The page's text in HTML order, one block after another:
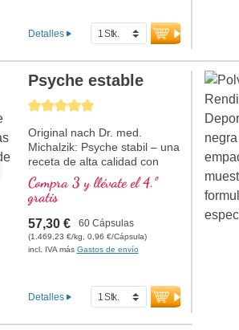
Detalles
Calificación promedio de 5 de 5 estrellas
Psyche estable
Original nach Dr. med.
Michalzik: Psyche stabil – una
receta de alta calidad con
valioso Ashwagandha,
Rhodiola rosea,
fosfatidilserina, SAMe,
Omega 3 y vitamina B12, que
contribuye a una función
normal de la psique. Contiene
B12 y ácido fólico para una
eficacia óptima. Producido en
Compra 3 y llévate el 4.º
gratis
57,30 € 60 Cápsulas
(1.469,23 €/kg, 0,96 €/Cápsula)
incl. IVA más Gastos de envío
Detalles